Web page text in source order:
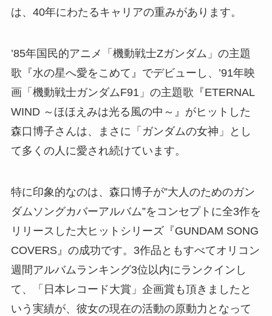
は、40年にわたるキャリアの重みがあります。
’85年国民的アニメ「機動戦士Ζガンダム」の主題
歌『水の星へ愛をこめて』でデビューし、’91年映
画「機動戦士ガンダムF91」の主題歌『ETERNAL
WIND ～ほほえみは光る風の中～』がヒットした
森口博子さんは、まさに「ガンダムの女神」とし
て多くの人に愛され続けています。
特に印象的なのは、森口博子が”大人のためのガン
ダムソングカバーアルバム”をコンセプトに全3作を
リリースした大ヒットシリーズ『GUNDAM SONG
COVERS』の成功です。3作品ともすべてオリコン
週間アルバムランキング3位以内にランクインし
て、「日本レコード大賞」企画賞も頂きましたと
いう実績が、彼女の現在の活動の原動力となって